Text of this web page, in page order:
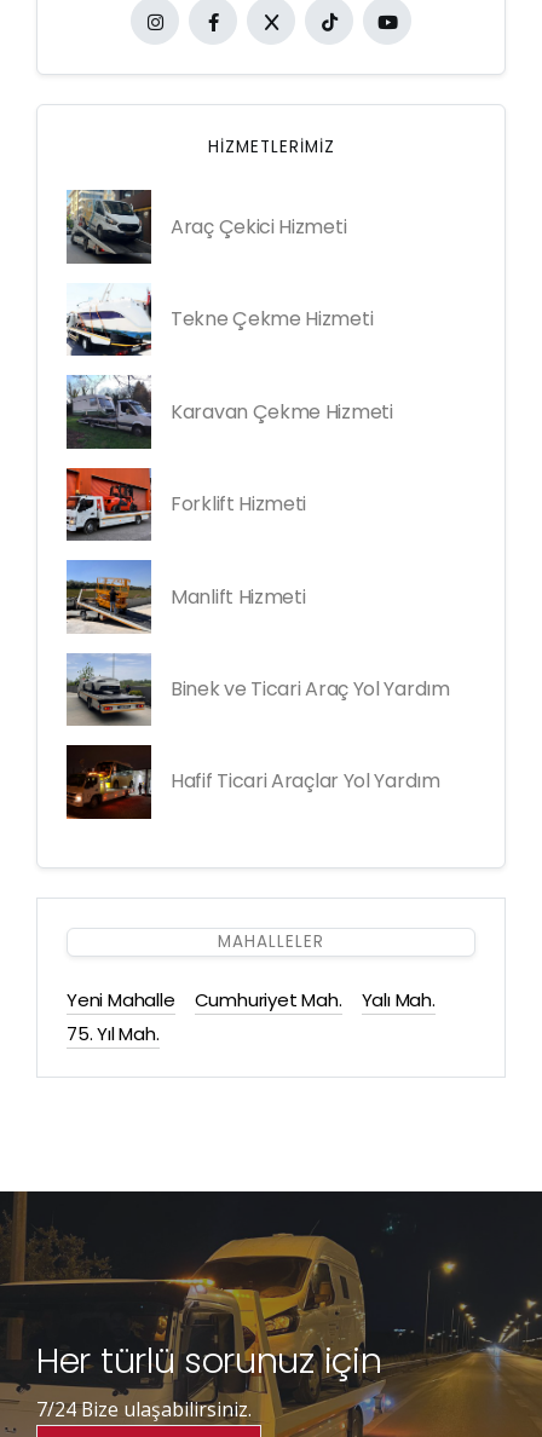
HIZMETLERIMIZ
Araç Çekici Hizmeti
Tekne Çekme Hizmeti
Karavan Çekme Hizmeti
Forklift Hizmeti
Manlift Hizmeti
Binek ve Ticari Araç Yol Yardım
Hafif Ticari Araçlar Yol Yardım
MAHALLELER
Yeni Mahalle Cumhuriyet Mah.
Yalı Mah.
75. Yıl Mah.
Her türlü sorunuz için
7/24 Bize ulaşabilirsiniz.